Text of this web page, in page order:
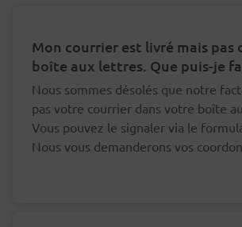
Mon courrier est livré mais pas
boîte aux lettres. Que puis-je
Nous sommes désolés que notre
pas votre courrier dans votre boîte
Vous pouvez le signaler via le
Nous vous demanderons vos